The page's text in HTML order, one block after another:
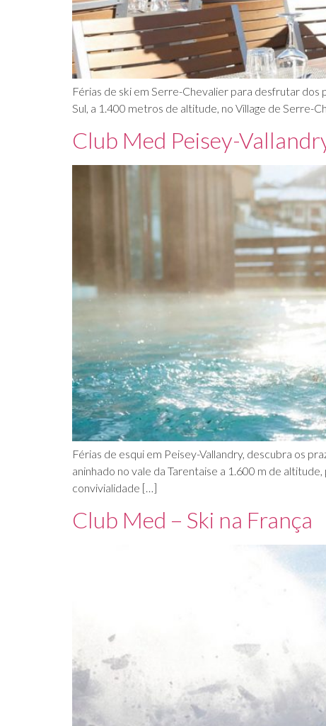
Férias de ski em Serre-Chevalier para desfrutar dos
Sul, a 1.400 metros de altitude, no Village de Serre-
Club Med Peisey-
Férias de esqui em Peisey-Vallandry, descubra os
aninhado no vale da Tarentaise a 1.600 m de
convivialidade […]
Club Med – Ski na França